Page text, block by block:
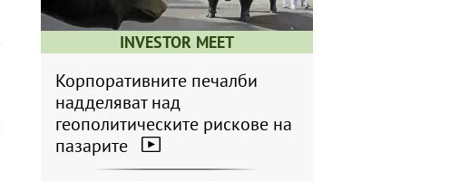
INVESTOR MEET
Корпоративните печалби
надделяват над
геополитическите рискове на
пазарите